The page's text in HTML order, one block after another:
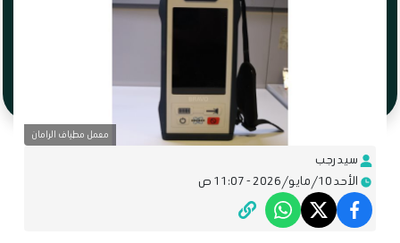
معمل مطياف الرامان
سيد رجب
الأحد 10/مايو/2026 - 11:07 ص